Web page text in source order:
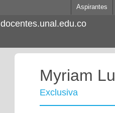
Aspirantes
docentes.unal.edu.co
Myriam
Exclusiva